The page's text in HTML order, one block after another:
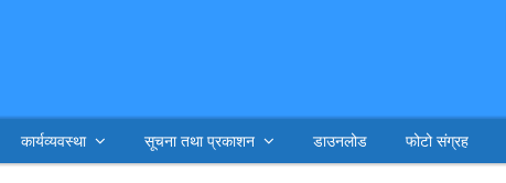
कार्यव्यवस्था सूचना तथा प्रकाशन डाउनलोड फोटो संग्रह